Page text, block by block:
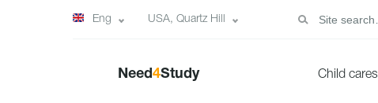
Eng USA, Quartz Hill
Need4Study Child cares